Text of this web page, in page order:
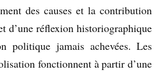
des causes et la contribution
d’une réflexion historiographique
politique jamais achevées. Les
fonctionnent à partir d’une